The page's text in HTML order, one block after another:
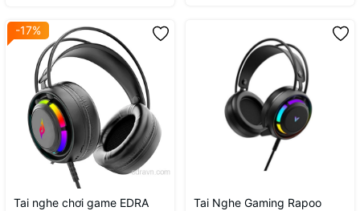
-17%
Tai nghe chơi game EDRA
Tai Nghe Gaming Rapoo